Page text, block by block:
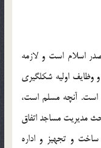
اسلام است و لازمه
وظايف اوليه شكل‏گيرى
است. آنچه مسلم است،
مديريت مساجد اتفاق
و تجهيز و اداره